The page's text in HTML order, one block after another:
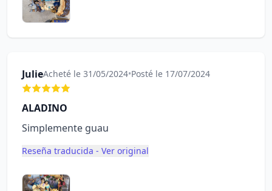
JulieAcheté le 31/05/2024•Posté le 17/07/2024
ALADINO
Simplemente guau
Reseña traducida - Ver original